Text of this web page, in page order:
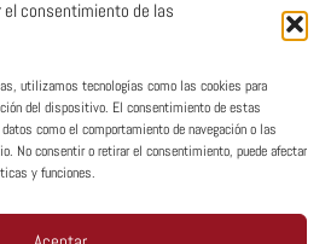
el consentimiento de las
utilizamos tecnologías como las cookies para
del dispositivo. El consentimiento de estas
como el comportamiento de navegación o las
No consentir o retirar el consentimiento, puede afectar
y funciones.
© MTA España 2026